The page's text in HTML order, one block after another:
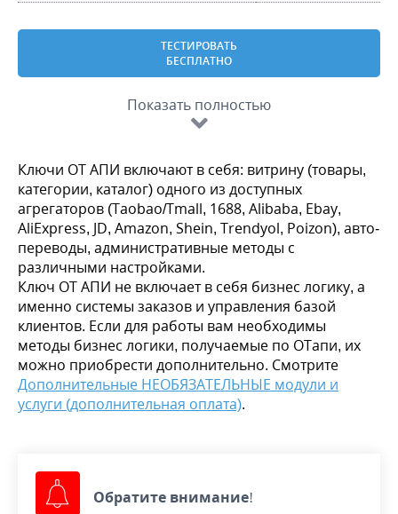
ТЕСТИРОВАТЬ
БЕСПЛАТНО
Показать полностью
Ключи ОТ АПИ включают в себя: витрину (товары,
категории, каталог) одного из доступных
агрегаторов (Taobao/Tmall, 1688, Alibaba, Ebay,
AliExpress, JD, Amazon, Shein, Trendyol, Poizon), авто-
переводы, административные методы с
различными настройками.
Ключ ОТ АПИ не включает в себя бизнес логику, а
именно системы заказов и управления базой
клиентов. Если для работы вам необходимы
методы бизнес логики, получаемые по ОТапи, их
можно приобрести дополнительно. Смотрите
Дополнительные НЕОБЯЗАТЕЛЬНЫЕ модули и
услуги (дополнительная оплата).
Обратите внимание!